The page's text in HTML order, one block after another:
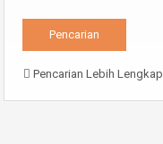
Pencarian Lebih Lengkap